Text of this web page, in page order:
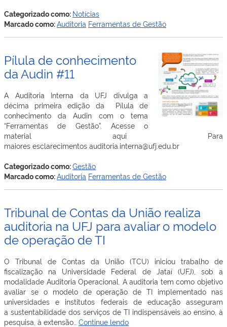
Categorizado como: Notícias
Marcado como:Auditoria Ferramentas de Gestão
Pílula de conhecimento
da Audin #11
A Auditoria Interna da UFJ divulga a
décima primeira edição da Pílula de
conhecimento da Audin com o tema
“Ferramentas de Gestão”. Acesse o
material aqui Para
maiores esclarecimentos auditoria.interna@ufj.edu.br
Categorizado como:Gestão
Marcado como:Auditoria Ferramentas de Gestão
Tribunal de Contas da União realiza
auditoria na UFJ para avaliar o modelo
de operação de TI
O Tribunal de Contas da União (TCU) iniciou trabalho de
fiscalização na Universidade Federal de Jataí (UFJ), sob a
modalidade Auditoria Operacional. A auditoria tem como objetivo
avaliar se o modelo de operação de TI implementado nas
universidades e institutos federais de educação asseguram
a sustentabilidade dos serviços de TI indispensáveis ao ensino, à
pesquisa, à extensão… Continue lendoTribunal